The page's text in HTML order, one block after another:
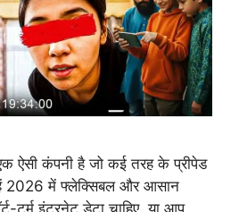
ऐसी कंपनी है जो कई तरह के प्रीपेड
2026 में फ्लेक्सिबल और आसान
टर्म इंटरनेट डेटा चाहिए, या आप